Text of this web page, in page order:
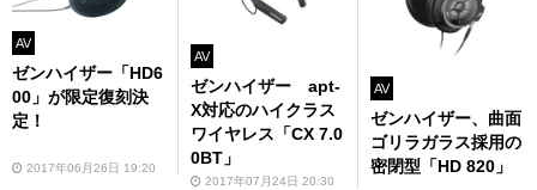
AV
ゼンハイザー「HD6
00」が限定復刻決
定！
2017年06月26日 19:20
AV
ゼンハイザー apt-
X対応のハイクラス
ワイヤレス「CX 7.0
0BT」
2017年07月24日 20:30
AV
ゼンハイザー、曲面
ゴリラガラス採用の
密閉型「HD 820」